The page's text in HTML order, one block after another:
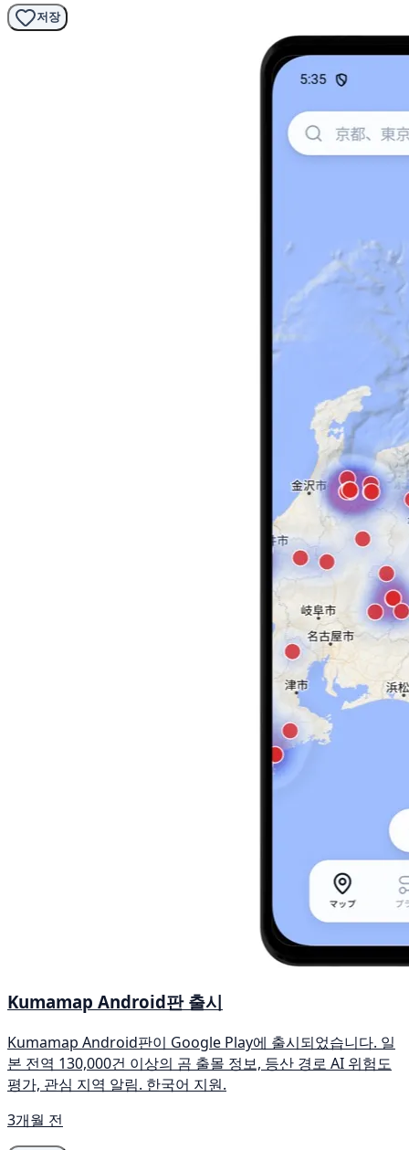
저장
Kumamap Android판 출시
Kumamap Android판이 Google Play에 출시되었습니다. 일
본 전역 130,000건 이상의 곰 출몰 정보, 등산 경로 AI 위험도
평가, 관심 지역 알림. 한국어 지원.
3개월 전